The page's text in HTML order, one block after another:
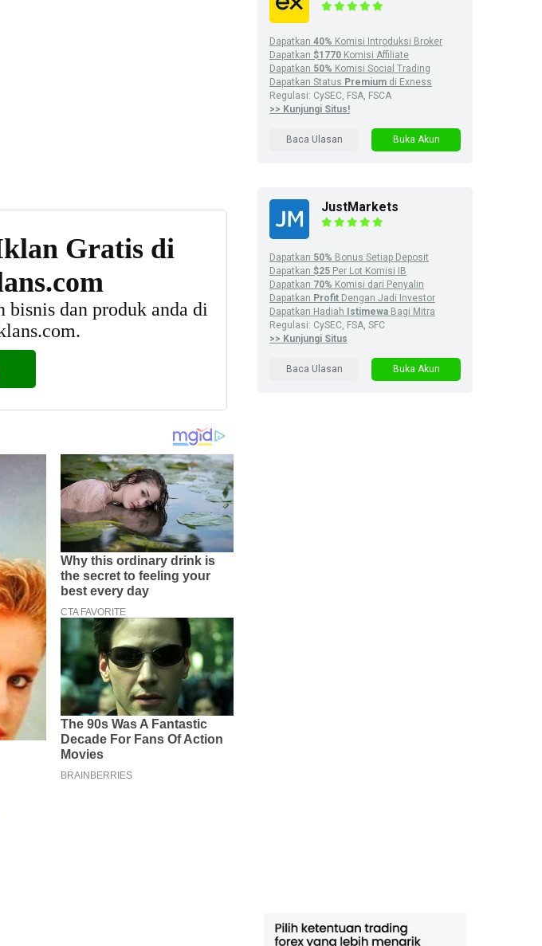
Dapatkan 40% Komisi Introduksi Broker
Dapatkan $1770 Komisi Affiliate
Dapatkan 50% Komisi Social Trading
Dapatkan Status Premium di Exness
Regulasi: CySEC, FSA, FSCA
>> Kunjungi Situs!
Baca Ulasan Buka Akun
JustMarkets
Dapatkan 50% Bonus Setiap Deposit
Dapatkan $25 Per Lot Komisi IB
Dapatkan 70% Komisi dari Penyalin
Dapatkan Profit Dengan Jadi Investor
Dapatkan Hadiah
Istimewa Bagi Mitra
Regulasi: CySEC, FSA, SFC
>> Kunjungi Situs
Baca Ulasan Buka Akun